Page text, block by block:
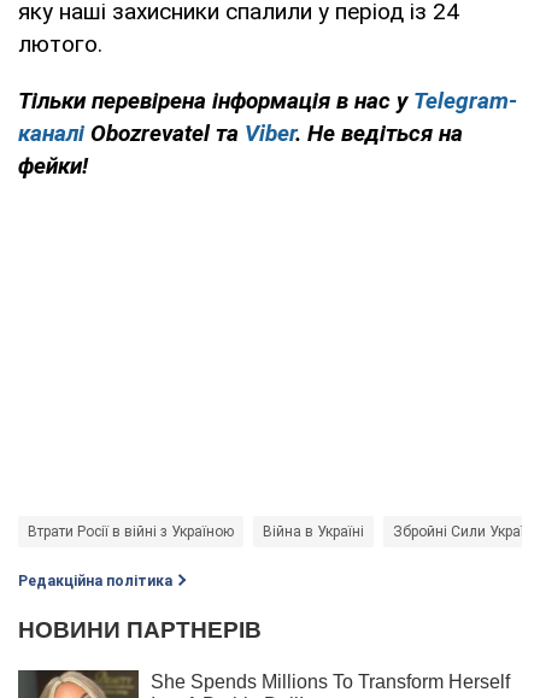
яку наші захисники спалили у період із 24
лютого.
Тільки перевірена інформація в нас у Telegram-
каналі Obozrevatel та Viber. Не ведіться на
фейки!
Втрати Росії в війні з Україною Війна в Україні Збройні Сили України
Редакційна політика